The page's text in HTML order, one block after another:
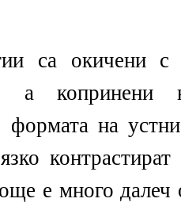
са окичени с
а копринени
формата на
е много